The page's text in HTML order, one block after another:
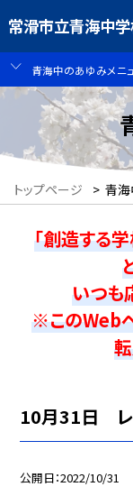
常滑市立青海中
青海中のあゆみメニ
トップページ > 青
「創造する
いつも
※このWeb
10月31日
公開日 2022/10/31